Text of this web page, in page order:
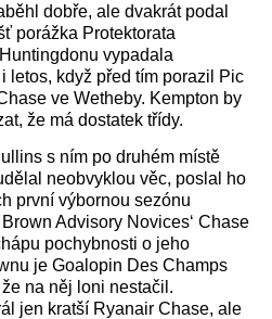
dobře, ale dvakrát podal
porážka Protektorata
vypadala
letos, když před tím porazil Pic
ve Wetheby. Kempton by
že má dostatek třídy.
s ním po druhém místě
neobvyklou věc, poslal ho
první výbornou sezónu
Advisory Novices‘ Chase
pochybnosti o jeho
je Goalopin Des Champs
na něj loni nestačil.
jen kratší Ryanair Chase, ale